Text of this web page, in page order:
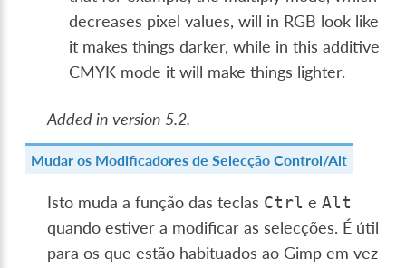
decreases pixel values, will in RGB look like
it makes things darker, while in this additive
CMYK mode it will make things lighter.
Added in version 5.2.
Mudar os Modificadores de Selecção Control/Alt
Isto muda a função das teclas Ctrl eAlt
quando estiver a modificar as selecções. É útil
para os que estão habituados ao Gimp em vez